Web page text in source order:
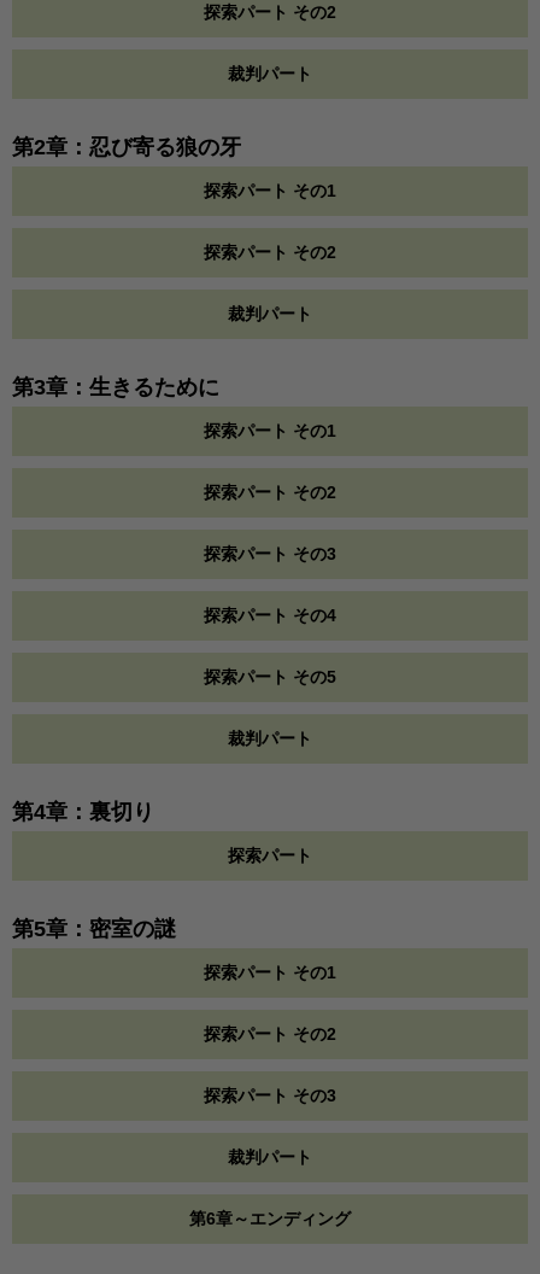
探索パート その2
裁判パート
第2章：忍び寄る狼の牙
探索パート その1
探索パート その2
裁判パート
第3章：生きるために
探索パート その1
探索パート その2
探索パート その3
探索パート その4
探索パート その5
裁判パート
第4章：裏切り
探索パート
第5章：密室の謎
探索パート その1
探索パート その2
探索パート その3
裁判パート
第6章～エンディング